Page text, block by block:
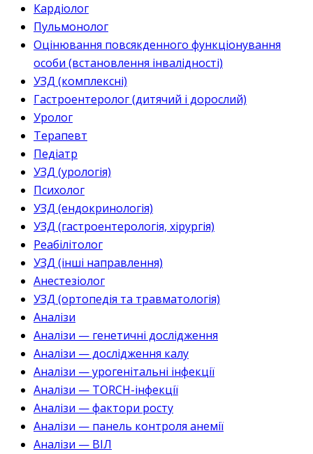
Кардіолог
Пульмонолог
Оцінювання повсякденного функціонування
особи (встановлення інвалідності)
УЗД (комплексні)
Гастроентеролог (дитячий і дорослий)
Уролог
Терапевт
Педіатр
УЗД (урологія)
Психолог
УЗД (ендокринологія)
УЗД (гастроентерологія, хірургія)
Реабілітолог
УЗД (інші направлення)
Анестезіолог
УЗД (ортопедія та травматологія)
Аналізи
Аналізи — генетичні дослідження
Аналізи — дослідження калу
Аналізи — урогенітальні інфекції
Аналізи — TORCH-інфекції
Аналізи — фактори росту
Аналізи — панель контроля анемії
Аналізи — ВІЛ